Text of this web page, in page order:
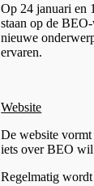
Op 24 januari en
staan op de
nieuwe
ervaren.
Website
De website vormt
iets over BEO
Regelmatig